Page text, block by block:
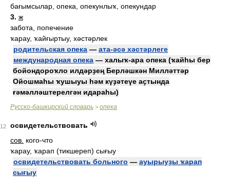
бағымсылар, опека, опекунлыҡ, опекундар
3. ж
забота, попечение
ҡарау, ҡайғыртыу, хәстәрлек
родительская опека — ата-әсә хәстәрлеге
международная опека — халыҡ-ара опека (ҡайһы бер
бойондороҡло илдәрҙең Берләшкән Милләттәр
Ойошмаһы ҡушыуы һәм күҙәтеүе аҫтында
ғәмәлләштерелгән идараһы)
Русско-башкирский словарь > опека
12
освидетельствовать
сов. кого-что
ҡарау, ҡарап (тикшереп) сығыу
освидетельствовать больного — ауырыуҙы ҡарап
сығыу